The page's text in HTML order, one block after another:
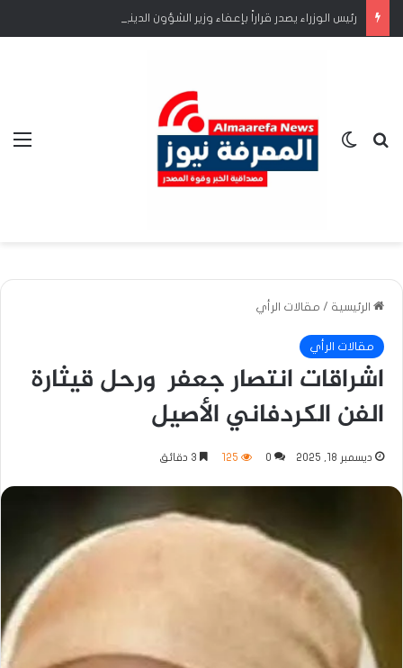
رئيس الوزراء يصدر قراراً بإعفاء وزير الشؤون الدينية والأوقاف
بحث عنالوضع المظلم
الرئيسية / مقالات الرأي
مقالات الرأي
اشراقات انتصار جعفر ورحل قيثارة
الفن الكردفاني الأصيل
ديسمبر 18, 2025 0
125